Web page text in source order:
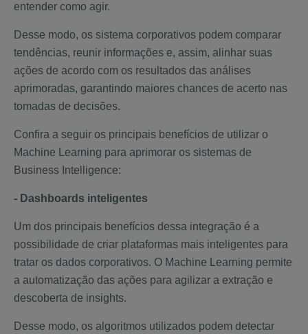
entender como agir.
Desse modo, os sistema corporativos podem comparar
tendências, reunir informações e, assim, alinhar suas
ações de acordo com os resultados das análises
aprimoradas, garantindo maiores chances de acerto nas
tomadas de decisões.
Confira a seguir os principais benefícios de utilizar o
Machine Learning para aprimorar os sistemas de
Business Intelligence:
- Dashboards inteligentes
Um dos principais benefícios dessa integração é a
possibilidade de criar plataformas mais inteligentes para
tratar os dados corporativos. O Machine Learning permite
a automatização das ações para agilizar a extração e
descoberta de insights.
Desse modo, os algoritmos utilizados podem detectar